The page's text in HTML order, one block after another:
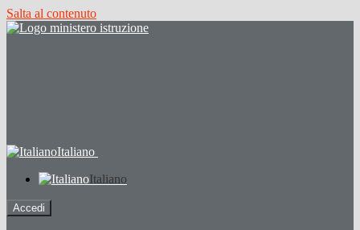
Salta al contenuto
Italiano
Italiano
Accedi